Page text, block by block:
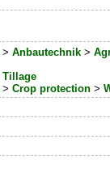
>Anbautechnik >
Tillage
>Crop protection >